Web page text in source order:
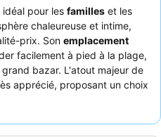
idéal pour les familles et les
chaleureuse et intime,
prix. Son emplacement
facilement à pied à la plage,
bazar. L'atout majeur de
apprécié, proposant un choix